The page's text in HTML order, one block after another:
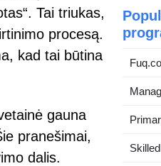
Tai triukas,
procesą.
kad tai būtina
gauna
pranešimai,
dalis.